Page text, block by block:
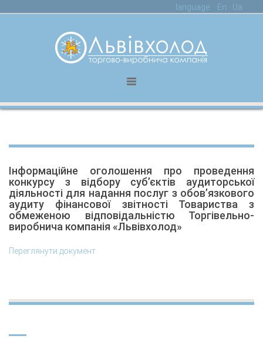
Ua
En
language:
Інформаційне оголошення про проведення
конкурсу з відбору суб’єктів аудиторської
діяльності для надання послуг з обов’язкового
аудиту фінансової звітності Товариства з
обмеженою відповідальністю Торгівельно-
виробнича компанія «Львівхолод»
Переглянути документ